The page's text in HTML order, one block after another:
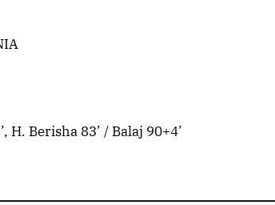
H. Berisha 83’ / Balaj 90+4’